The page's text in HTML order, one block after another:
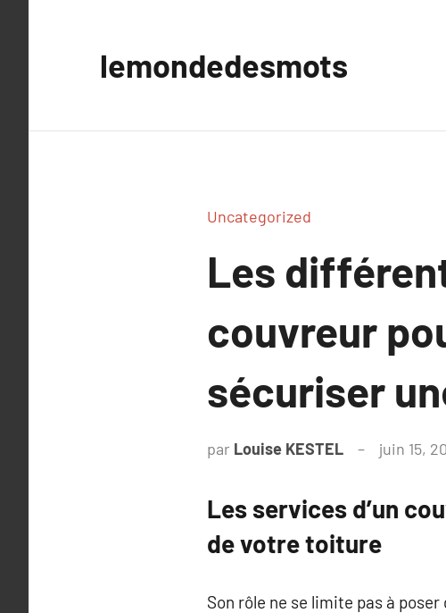
lemondedesmots
Uncategorized
Les
couvreur
sécuriser
par Louise KESTEL juin 15,
Les services d’un
de votre toiture
Son rôle ne se limite pas à